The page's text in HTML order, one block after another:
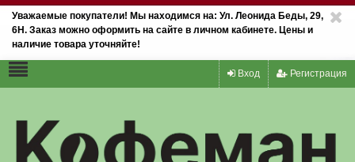
Уважаемые покупатели! Мы находимся на: Ул. Леонида Беды, 29,
6Н. Заказ можно оформить на сайте в личном кабинете. Цены и
наличие товара уточняйте!
Вход Регистрация